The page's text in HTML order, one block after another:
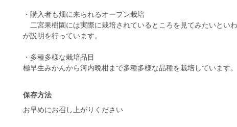
・購入者も畑に来られるオープン栽培
二宮果樹園には実際に栽培されているところを見てみたいとい
が説明を行っています。
・多種多様な栽培品目
保存方法
お早めにお召し上がりください